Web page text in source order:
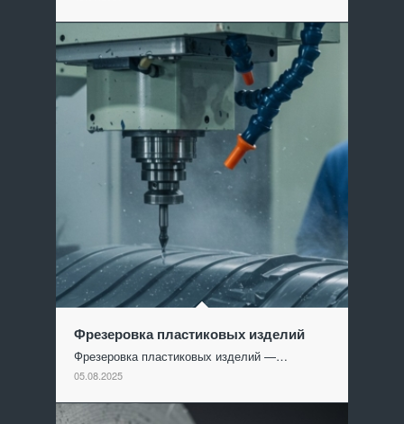
Фрезеровка пластиковых изделий
Фрезеровка пластиковых изделий —…
05.08.2025